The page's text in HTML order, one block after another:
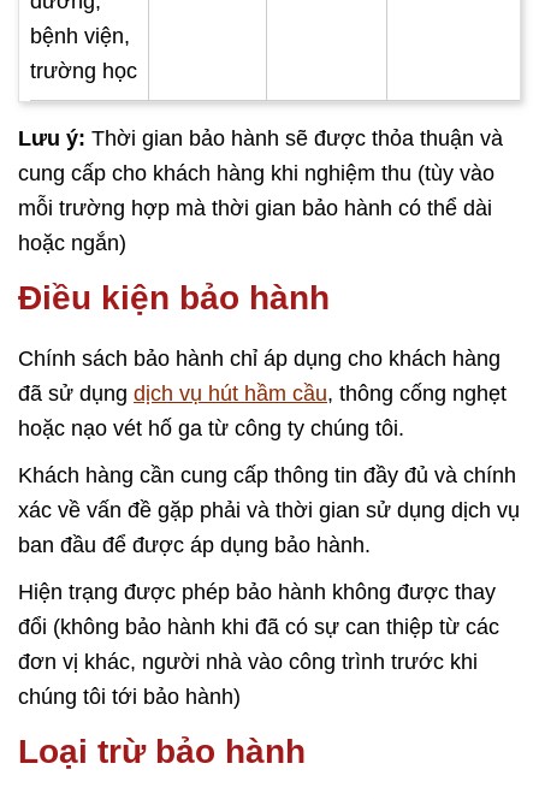
bệnh viện,
trường học
Lưu ý: Thời gian bảo hành sẽ được thỏa thuận và
cung cấp cho khách hàng khi nghiệm thu (tùy vào
mỗi trường hợp mà thời gian bảo hành có thể dài
hoặc ngắn)
Điều kiện bảo hành
Chính sách bảo hành chỉ áp dụng cho khách hàng
đã sử dụng dịch vụ hút hầm cầu, thông cống nghẹt
hoặc nạo vét hố ga từ công ty chúng tôi.
Khách hàng cần cung cấp thông tin đầy đủ và chính
xác về vấn đề gặp phải và thời gian sử dụng dịch vụ
ban đầu để được áp dụng bảo hành.
Hiện trạng được phép bảo hành không được thay
đổi (không bảo hành khi đã có sự can thiệp từ các
đơn vị khác, người nhà vào công trình trước khi
chúng tôi tới bảo hành)
Loại trừ bảo hành